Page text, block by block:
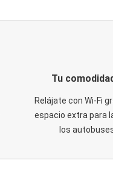
Tu
Relájate con Wi-Fi
espacio extra para
los